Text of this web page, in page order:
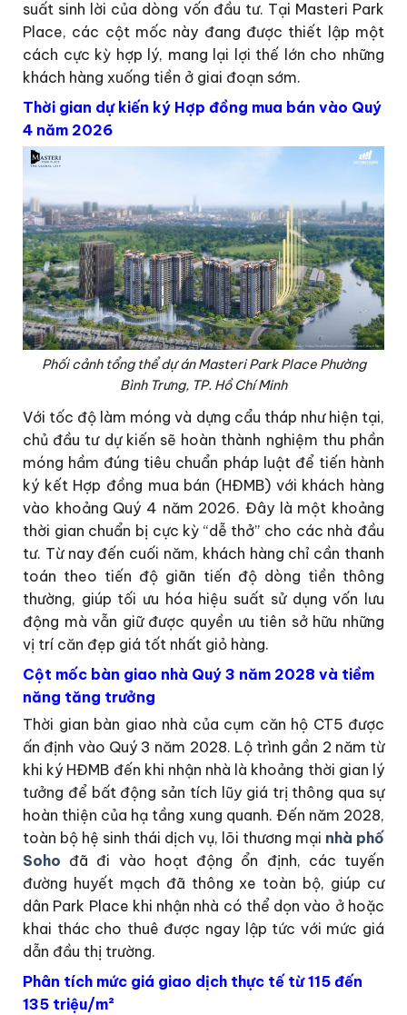
suất sinh lời của dòng vốn đầu tư. Tại Masteri Park
Place, các cột mốc này đang được thiết lập một
cách cực kỳ hợp lý, mang lại lợi thế lớn cho những
khách hàng xuống tiền ở giai đoạn sớm.
Thời gian dự kiến ký Hợp đồng mua bán vào Quý
4 năm 2026
Phối cảnh tổng thể dự án Masteri Park Place Phường
Bình Trưng, TP. Hồ Chí Minh
Với tốc độ làm móng và dựng cẩu tháp như hiện tại,
chủ đầu tư dự kiến sẽ hoàn thành nghiệm thu phần
móng hầm đúng tiêu chuẩn pháp luật để tiến hành
ký kết Hợp đồng mua bán (HĐMB) với khách hàng
vào khoảng Quý 4 năm 2026. Đây là một khoảng
thời gian chuẩn bị cực kỳ “dễ thở” cho các nhà đầu
tư. Từ nay đến cuối năm, khách hàng chỉ cần thanh
toán theo tiến độ giãn tiến độ dòng tiền thông
thường, giúp tối ưu hóa hiệu suất sử dụng vốn lưu
động mà vẫn giữ được quyền ưu tiên sở hữu những
vị trí căn đẹp giá tốt nhất giỏ hàng.
Cột mốc bàn giao nhà Quý 3 năm 2028 và tiềm
năng tăng trưởng
Thời gian bàn giao nhà của cụm căn hộ CT5 được
ấn định vào Quý 3 năm 2028. Lộ trình gần 2 năm từ
khi ký HĐMB đến khi nhận nhà là khoảng thời gian lý
tưởng để bất động sản tích lũy giá trị thông qua sự
hoàn thiện của hạ tầng xung quanh. Đến năm 2028,
toàn bộ hệ sinh thái dịch vụ, lõi thương mại nhà phố
Soho đã đi vào hoạt động ổn định, các tuyến
đường huyết mạch đã thông xe toàn bộ, giúp cư
dân Park Place khi nhận nhà có thể dọn vào ở hoặc
khai thác cho thuê được ngay lập tức với mức giá
dẫn đầu thị trường.
Phân tích mức giá giao dịch thực tế từ 115 đến
135 triệu/m²